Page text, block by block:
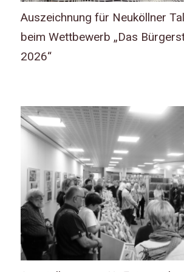
Auszeichnung für Neuköllner
beim Wettbewerb „Das
2026“